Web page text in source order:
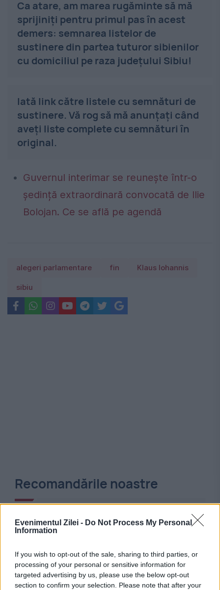
Evenimentul Zilei - Do Not Process My Personal
Information
If you wish to opt-out of the sale, sharing to third parties, or
processing of your personal or sensitive information for
targeted advertising by us, please use the below opt-out
section to confirm your selection. Please note that after your
Ca atare, am marea rugăminte să mă
sprijiniți pentru primul pas în acest
demers: semnarea listelor de
sustinere din partea tuturor sibienilor
cu domiciliul pe raza județului Sibiu!
Iată link către listele cu semnături de
sustinere. Vă rog să mă anunțați când
aveți liste complete cu semnături în
original.
Guvernul interimar se reunește într-o
ședință extraordinară convocată de Ilie
Bolojan. Ce se află pe agendă
alegeri parlamentare fin Klaus Iohannis
sibiu
Recomandările noastre